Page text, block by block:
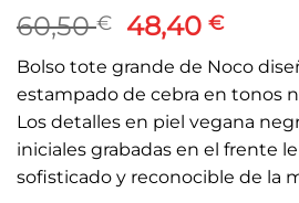
60,50€
El
precio
original
era:
60,50 €.
48,40€El
es:
Bolso tote grande de Noco
estampado de cebra en tonos
Los detalles en piel vegana
iniciales grabadas en el frente
sofisticado y reconocible de la